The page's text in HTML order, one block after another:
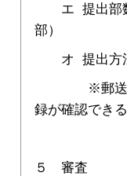
エ 提出部数
部）
オ 提出方
※郵送の場
録が確認でき
５ 審査